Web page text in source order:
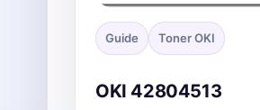
Guide Toner OKI
OKI 42804513